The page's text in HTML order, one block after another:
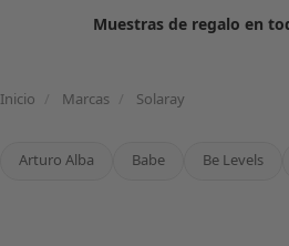
Muestras de regalo en
Inicio Marcas Solaray
Arturo Alba Babe Be Levels